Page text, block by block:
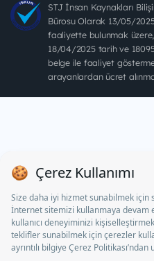
STJ İnsan Kaynakları
Bürosu Olarak 13/05/
faaliyette bulunmak
18/04/2025 tarih ve
belge ile faaliyet
arayanlardan ücret